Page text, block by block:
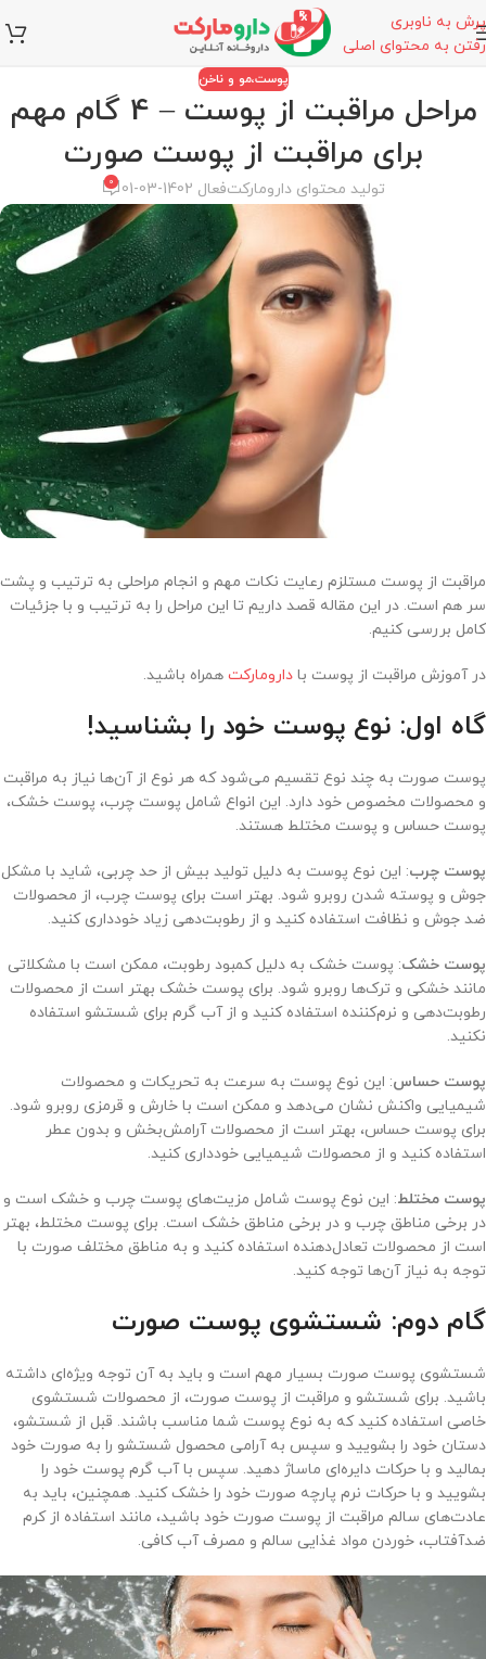
پرش به ناوبری
رفتن به محتوای اصلی
پوست،مو و ناخن
مراحل مراقبت از پوست – 4 گام مهم
برای مراقبت از پوست صورت
تولید محتوای دارومارکتفعال 1402-03-01 0
مراقبت از پوست مستلزم رعایت نکات مهم و انجام مراحلی به ترتیب و پشت
سر هم است. در این مقاله قصد داریم تا این مراحل را به ترتیب و با جزئیات
کامل بررسی کنیم.
در آموزش مراقبت از پوست با دارومارکت همراه باشید.
گاه اول: نوع پوست خود را بشناسید!
پوست صورت به چند نوع تقسیم می‌شود که هر نوع از آن‌ها نیاز به مراقبت
و محصولات مخصوص خود دارد. این انواع شامل پوست چرب، پوست خشک،
پوست حساس و پوست مختلط هستند.
پوست چرب: این نوع پوست به دلیل تولید بیش از حد چربی، شاید با مشکل
جوش و پوسته شدن روبرو شود. بهتر است برای پوست چرب، از محصولات
ضد جوش و نظافت استفاده کنید و از رطوبت‌دهی زیاد خودداری کنید.
پوست خشک: پوست خشک به دلیل کمبود رطوبت، ممکن است با مشکلاتی
مانند خشکی و ترک‌ها روبرو شود. برای پوست خشک بهتر است از محصولات
رطوبت‌دهی و نرم‌کننده استفاده کنید و از آب گرم برای شستشو استفاده
نکنید.
پوست حساس: این نوع پوست به سرعت به تحریکات و محصولات
شیمیایی واکنش نشان می‌دهد و ممکن است با خارش و قرمزی روبرو شود.
برای پوست حساس، بهتر است از محصولات آرامش‌بخش و بدون عطر
استفاده کنید و از محصولات شیمیایی خودداری کنید.
پوست مختلط: این نوع پوست شامل مزیت‌های پوست چرب و خشک است و
در برخی مناطق چرب و در برخی مناطق خشک است. برای پوست مختلط، بهتر
است از محصولات تعادل‌دهنده استفاده کنید و به مناطق مختلف صورت با
توجه به نیاز آن‌ها توجه کنید.
گام دوم: شستشوی پوست صورت
شستشوی پوست صورت بسیار مهم است و باید به آن توجه ویژه‌ای داشته
باشید. برای شستشو و مراقبت از پوست صورت، از محصولات شستشوی
خاصی استفاده کنید که به نوع پوست شما مناسب باشند. قبل از شستشو،
دستان خود را بشویید و سپس به آرامی محصول شستشو را به صورت خود
بمالید و با حرکات دایره‌ای ماساژ دهید. سپس با آب گرم پوست خود را
بشویید و با حرکات نرم پارچه صورت خود را خشک کنید. همچنین، باید به
عادت‌های سالم مراقبت از پوست صورت خود باشید، مانند استفاده از کرم
ضدآفتاب، خوردن مواد غذایی سالم و مصرف آب کافی.